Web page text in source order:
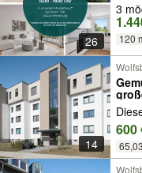
26
3
120
14
600